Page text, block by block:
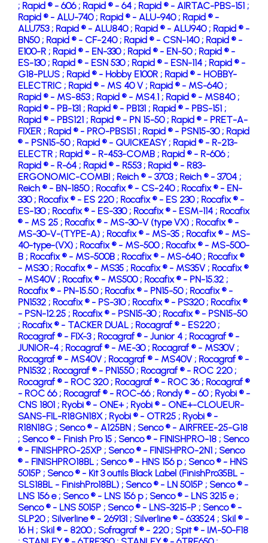
; Rapid ® - 606 ; Rapid ® - 64 ; Rapid ® - AIRTAC-PBS-151 ;
Rapid ® - ALU-740 ; Rapid ® - ALU-940 ; Rapid ® -
ALU753 ; Rapid ® - ALU840 ; Rapid ® - ALU940 ; Rapid ® -
BN50 ; Rapid ® - CF-240 ; Rapid ® - CSN-140 ; Rapid ® -
E100-R ; Rapid ® - EN-330 ; Rapid ® - EN-50 ; Rapid ® -
ES-130 ; Rapid ® - ESN 530 ; Rapid ® - ESN-114 ; Rapid ® -
G18-PLUS ; Rapid ® - Hobby E100R ; Rapid ® - HOBBY-
ELECTRIC ; Rapid ® - MS 40 V ; Rapid ® - MS-640 ;
Rapid ® - MS-853 ; Rapid ® - MS4.1 ; Rapid ® - MS840 ;
Rapid ® - PB-131 ; Rapid ® - PB131 ; Rapid ® - PBS-151 ;
Rapid ® - PBS121 ; Rapid ® - PN 15-50 ; Rapid ® - PRET-A-
FIXER ; Rapid ® - PRO-PBS151 ; Rapid ® - PSN15-30 ; Rapid
® - PSN15-50 ; Rapid ® - QUICKEASY ; Rapid ® - R-213-
ELECTR ; Rapid ® - R-453-COMB ; Rapid ® - R-606 ;
Rapid ® - R-64 ; Rapid ® - R553 ; Rapid ® - R83-
ERGONOMIC-COMBI ; Reich ® - 3703 ; Reich ® - 3704 ;
Reich ® - BN-1850 ; Rocafix ® - CS-240 ; Rocafix ® - EN-
330 ; Rocafix ® - ES 220 ; Rocafix ® - ES 230 ; Rocafix ® -
ES-130 ; Rocafix ® - ES-330 ; Rocafix ® - ESM-114 ; Rocafix
® - MS 25 ; Rocafix ® - MS-30-V (type VX) ; Rocafix ® -
MS-30-V-(TYPE-A) ; Rocafix ® - MS-35 ; Rocafix ® - MS-
40-type-(VX) ; Rocafix ® - MS-500 ; Rocafix ® - MS-500-
B ; Rocafix ® - MS-500B ; Rocafix ® - MS-640 ; Rocafix ®
- MS30 ; Rocafix ® - MS35 ; Rocafix ® - MS35V ; Rocafix ®
- MS40V ; Rocafix ® - MS500 ; Rocafix ® - PN-15.32 ;
Rocafix ® - PN-15.50 ; Rocafix ® - PN15-50 ; Rocafix ® -
PN1532 ; Rocafix ® - PS-310 ; Rocafix ® - PS320 ; Rocafix ®
- PSN-12.25 ; Rocafix ® - PSN15-30 ; Rocafix ® - PSN15-50
; Rocafix ® - TACKER DUAL ; Rocagraf ® - ES220 ;
Rocagraf ® - FIX-3 ; Rocagraf ® - Junior 4 ; Rocagraf ® -
JUNIOR-4 ; Rocagraf ® - ME-30 ; Rocagraf ® - MS30V ;
Rocagraf ® - MS40V ; Rocagraf ® - MS40V ; Rocagraf ® -
PN1532 ; Rocagraf ® - PN1550 ; Rocagraf ® - ROC 220 ;
Rocagraf ® - ROC 320 ; Rocagraf ® - ROC 36 ; Rocagraf ®
- ROC 66 ; Rocagraf ® - ROC-66 ; Rondy ® - 60 ; Ryobi ® -
CNS 1801 ; Ryobi ® - ONE+ ; Ryobi ® - ONE+-CLOUEUR-
SANS-FIL-R18GN18X ; Ryobi ® - OTR25 ; Ryobi ® -
R18N18G ; Senco ® - A125BN ; Senco ® - AIRFREE-25-G18
; Senco ® - Finish Pro 15 ; Senco ® - FINISHPRO-18 ; Senco
® - FINISHPRO-25XP ; Senco ® - FINISHPRO-2N1 ; Senco
® - FINISHPRO18BL ; Senco ® - HNS 156 p ; Senco ® - HNS
5015P ; Senco ® - Kit 3 outils Black Label (FinishPro35BL -
SLS18BL - FinishPro18BL) ; Senco ® - LN 5015P ; Senco ® -
LNS 156 e ; Senco ® - LNS 156 p ; Senco ® - LNS 3215 e ;
Senco ® - LNS 5015P ; Senco ® - LNS-3215-P ; Senco ® -
SLP20 ; Silverline ® - 269131 ; Silverline ® - 633524 ; Skil ® -
16 H ; Skil ® - 8200 ; Sofragraf ® - 220 ; Spit ® - IM-50-F18